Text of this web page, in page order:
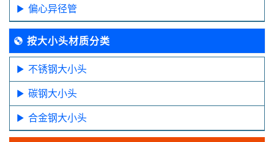
偏心异径管
按大小头材质分类
不锈钢大小头
碳钢大小头
合金钢大小头